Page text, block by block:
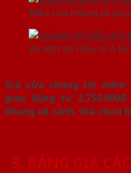
Mẫu cửa không có
Và một số mẫu có ô
Giá cửa chúng tôi
giao động từ
khung và cánh. Giá chưa
5. BẢNG GIÁ